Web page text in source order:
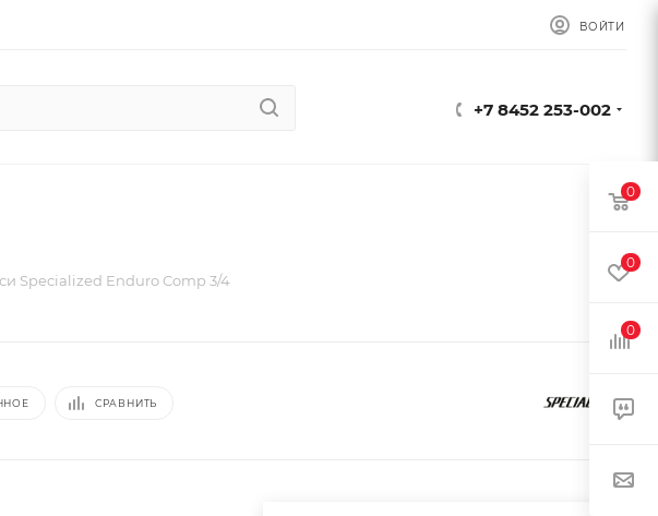
ВОЙТИ
+7 8452 253-002
Specialized Enduro Comp 3/4
СРАВНИТЬ
0
0
0